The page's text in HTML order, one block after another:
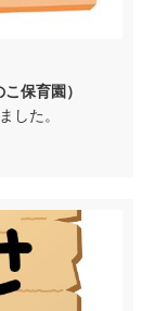
保育園）
した。